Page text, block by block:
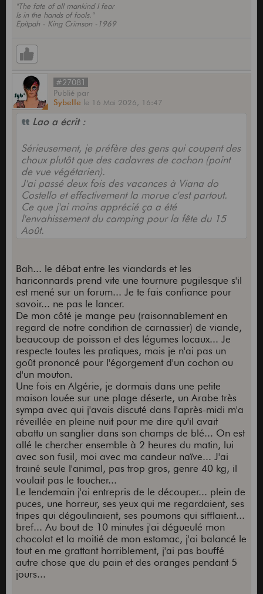
"The fate of all mankind I fear
Is in the hands of fools."
Epitpah - King Crimson -1969
#27081
Publié par
Sybelle le 16 Mai 2026, 16:47
Lao a écrit :
Sérieusement, je préfère des gens qui coupent des
choux plutôt que des cadavres de cochon (point
de vue végétarien).
J'ai passé deux fois des vacances à Viana do
Costello et effectivement la morue c'est partout.
Ce que j'ai moins apprécié ça a été
l'envahissement du camping pour la fête du 15
Août.
Bah... le débat entre les viandards et les
hariconnards prend vite une tournure pugilesque s'il
est mené sur un forum... Je te fais confiance pour
savoir... ne pas le lancer.
De mon côté je mange peu (raisonnablement en
regard de notre condition de carnassier) de viande,
beaucoup de poisson et des légumes locaux... Je
respecte toutes les pratiques, mais je n'ai pas un
goût prononcé pour l'égorgement d'un cochon ou
d'un mouton.
Une fois en Algérie, je dormais dans une petite
maison louée sur une plage déserte, un Arabe très
sympa avec qui j'avais discuté dans l'après-midi m'a
réveillée en pleine nuit pour me dire qu'il avait
abattu un sanglier dans son champs de blé... On est
allé le chercher ensemble à 2 heures du matin, lui
avec son fusil, moi avec ma candeur naïve... J'ai
trainé seule l'animal, pas trop gros, genre 40 kg, il
voulait pas le toucher...
Le lendemain j'ai entrepris de le découper... plein de
puces, une horreur, ses yeux qui me regardaient, ses
tripes qui dégoulinaient, ses poumons qui sifflaient...
bref... Au bout de 10 minutes j'ai dégueulé mon
chocolat et la moitié de mon estomac, j'ai balancé le
tout en me grattant horriblement, j'ai pas bouffé
autre chose que du pain et des oranges pendant 5
jours...